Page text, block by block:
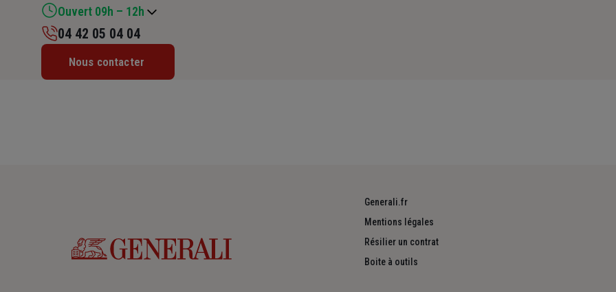
Ouvert 09h – 12h
Mardi : 09h – 12h
04 42 05 04 04
Nous contacter
Generali.fr
Mentions légales
Résilier un contrat
Boite à outils